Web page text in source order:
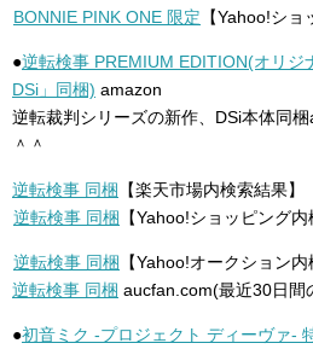
BONNIE PINK ONE 限定 【Yahoo!ショ
●逆転検事 PREMIUM EDITION(オリジ
DSi」同梱) amazon
逆転裁判シリーズの新作、DSi本体同
＾＾
逆転検事 同梱 【楽天市場内検索結果】
逆転検事 同梱 【Yahoo!ショッピング内
逆転検事 同梱 【Yahoo!オークション内
逆転検事 同梱 aucfan.com(最近30日間
●初音ミク -プロジェクト ディーヴァ-